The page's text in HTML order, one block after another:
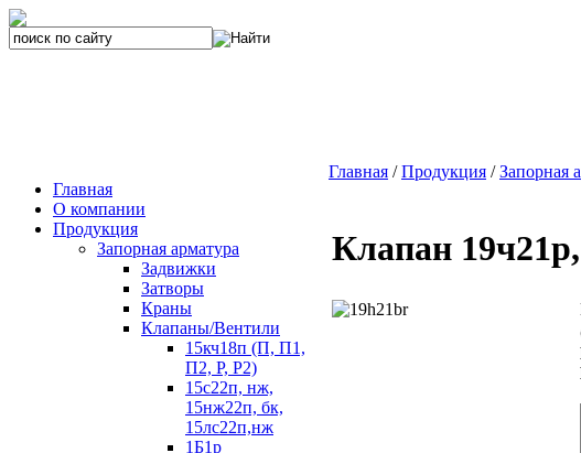
Главная
О компании
Продукция
Запорная арматура
Задвижки
Затворы
Краны
Клапаны/Вентили
15кч18п (П, П1,
П2, Р, Р2)
15с22п, нж,
15нж22п, бк,
15лс22п,нж
1Б1р
Главная /Продукция /Запорная
Клапан